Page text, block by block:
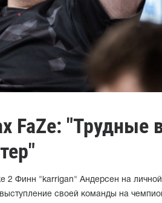
FaZe: "Трудные
2 Финн "karrigan" Андерсен на
своей команды на